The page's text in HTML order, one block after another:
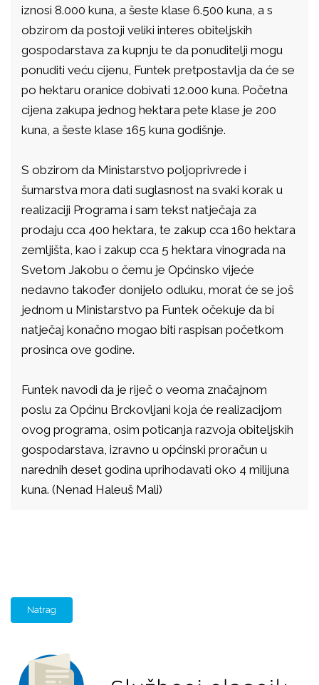
iznosi 8.000 kuna, a šeste klase 6.500 kuna, a s
obzirom da postoji veliki interes obiteljskih
gospodarstava za kupnju te da ponuditelji mogu
ponuditi veću cijenu, Funtek pretpostavlja da će se
po hektaru oranice dobivati 12.000 kuna. Početna
cijena zakupa jednog hektara pete klase je 200
kuna, a šeste klase 165 kuna godišnje.
S obzirom da Ministarstvo poljoprivrede i
šumarstva mora dati suglasnost na svaki korak u
realizaciji Programa i sam tekst natječaja za
prodaju cca 400 hektara, te zakup cca 160 hektara
zemljišta, kao i zakup cca 5 hektara vinograda na
Svetom Jakobu o čemu je Općinsko vijeće
nedavno također donijelo odluku, morat će se još
jednom u Ministarstvo pa Funtek očekuje da bi
natječaj konačno mogao biti raspisan početkom
prosinca ove godine.
Funtek navodi da je riječ o veoma značajnom
poslu za Općinu Brckovljani koja će realizacijom
ovog programa, osim poticanja razvoja obiteljskih
gospodarstava, izravno u općinski proračun u
narednih deset godina uprihodavati oko 4 milijuna
kuna. (Nenad Haleuš Mali)
Natrag